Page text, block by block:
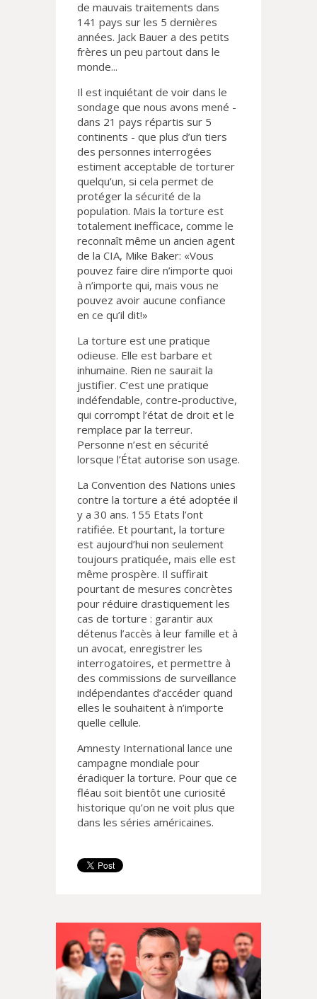
de mauvais traitements dans
141 pays sur les 5 dernières
années. Jack Bauer a des petits
frères un peu partout dans le
monde...
Il est inquiétant de voir dans le
sondage que nous avons mené -
dans 21 pays répartis sur 5
continents - que plus d’un tiers
des personnes interrogées
estiment acceptable de torturer
quelqu’un, si cela permet de
protéger la sécurité de la
population. Mais la torture est
totalement inefficace, comme le
reconnaît même un ancien agent
de la CIA, Mike Baker: «Vous
pouvez faire dire n’importe quoi
à n’importe qui, mais vous ne
pouvez avoir aucune confiance
en ce qu’il dit!»
La torture est une pratique
odieuse. Elle est barbare et
inhumaine. Rien ne saurait la
justifier. C’est une pratique
indéfendable, contre-productive,
qui corrompt l’état de droit et le
remplace par la terreur.
Personne n’est en sécurité
lorsque l’État autorise son usage.
La Convention des Nations unies
contre la torture a été adoptée il
y a 30 ans. 155 Etats l’ont
ratifiée. Et pourtant, la torture
est aujourd’hui non seulement
toujours pratiquée, mais elle est
même prospère. Il suffirait
pourtant de mesures concrètes
pour réduire drastiquement les
cas de torture : garantir aux
détenus l’accès à leur famille et à
un avocat, enregistrer les
interrogatoires, et permettre à
des commissions de surveillance
indépendantes d’accéder quand
elles le souhaitent à n’importe
quelle cellule.
Amnesty International lance une
campagne mondiale pour
éradiquer la torture. Pour que ce
fléau soit bientôt une curiosité
historique qu’on ne voit plus que
dans les séries américaines.